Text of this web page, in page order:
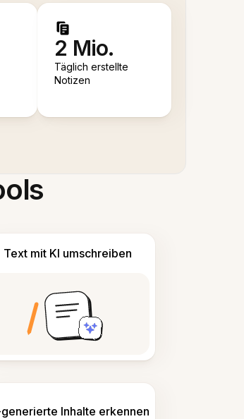
2 Mio.
Täglich erstellte
Notizen
Text mit KI umschreiben
Inhalte erkennen